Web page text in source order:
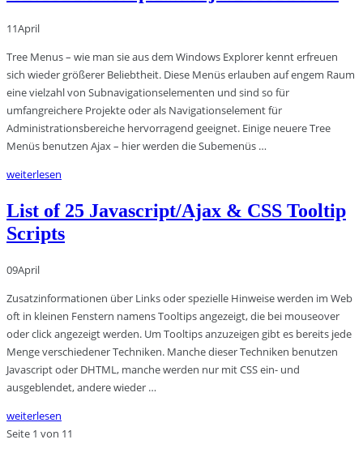
11April
Tree Menus – wie man sie aus dem Windows Explorer kennt erfreuen
sich wieder größerer Beliebtheit. Diese Menüs erlauben auf engem Raum
eine vielzahl von Subnavigationselementen und sind so für
umfangreichere Projekte oder als Navigationselement für
Administrationsbereiche hervorragend geeignet. Einige neuere Tree
Menüs benutzen Ajax – hier werden die Subemenüs …
weiterlesen
List of 25 Javascript/Ajax & CSS Tooltip
Scripts
09April
Zusatzinformationen über Links oder spezielle Hinweise werden im Web
oft in kleinen Fenstern namens Tooltips angezeigt, die bei mouseover
oder click angezeigt werden. Um Tooltips anzuzeigen gibt es bereits jede
Menge verschiedener Techniken. Manche dieser Techniken benutzen
Javascript oder DHTML, manche werden nur mit CSS ein- und
ausgeblendet, andere wieder …
weiterlesen
Seite 1 von 11